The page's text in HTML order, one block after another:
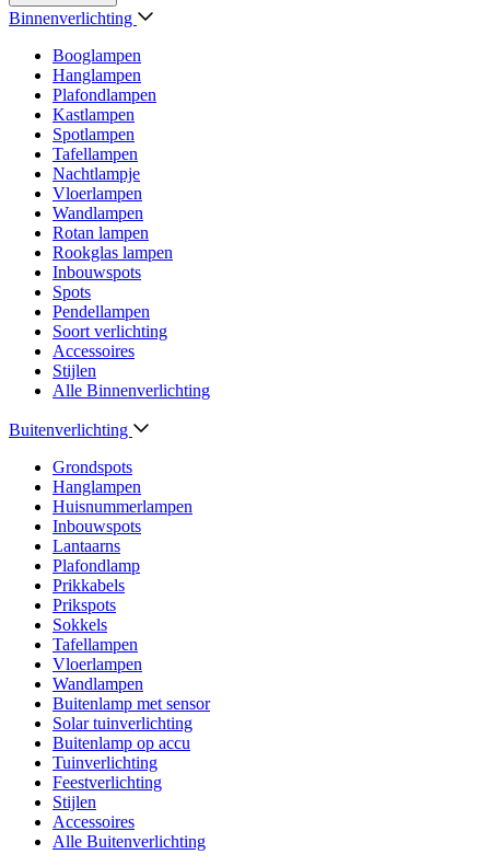
Binnenverlichting
Booglampen
Hanglampen
Plafondlampen
Kastlampen
Spotlampen
Tafellampen
Nachtlampje
Vloerlampen
Wandlampen
Rotan lampen
Rookglas lampen
Inbouwspots
Spots
Pendellampen
Soort verlichting
Accessoires
Stijlen
Alle Binnenverlichting
Buitenverlichting
Grondspots
Hanglampen
Huisnummerlampen
Inbouwspots
Lantaarns
Plafondlamp
Prikkabels
Prikspots
Sokkels
Tafellampen
Vloerlampen
Wandlampen
Buitenlamp met sensor
Solar tuinverlichting
Buitenlamp op accu
Tuinverlichting
Feestverlichting
Stijlen
Accessoires
Alle Buitenverlichting